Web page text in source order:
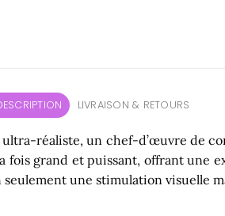
LIVRAISON & RETOURS
réaliste, un chef-d’œuvre de
grand et puissant, offrant une
une stimulation visuelle